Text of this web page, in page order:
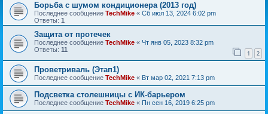
Борьба с шумом кондиционера (2013 год)
Последнее сообщение TechMike « Сб июл 13, 2024 6:02 pm
Ответы: 1
Защита от протечек
Последнее сообщение TechMike « Чт янв 05, 2023 8:32 pm
Ответы: 11 1 2
Проветриваль (Этап1)
Последнее сообщение TechMike « Вт мар 02, 2021 7:13 pm
Подсветка столешницы с ИК-барьером
Последнее сообщение TechMike « Пн сен 16, 2019 6:25 pm